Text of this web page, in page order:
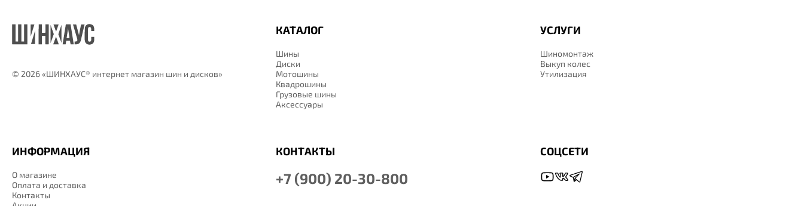
© 2026 «ШИНХАУС® интернет магазин шин и дисков»
КАТАЛОГ
Шины
Диски
Мотошины
Квадрошины
Грузовые шины
Аксессуары
ИНФОРМАЦИЯ
О магазине
Оплата и доставка
Контакты
УСЛУГИ
Шиномонтаж
Выкуп колес
Утилизация
КОНТАКТЫ
+7 (900) 20-30-800
СОЦСЕТИ